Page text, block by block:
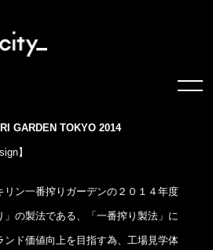
GARDEN TOKYO 2014
】
リン一番搾りガーデンの２０１４年度
」の製法である、「一番搾り製法」に
ンド価値向上を目指す為、工場見学体